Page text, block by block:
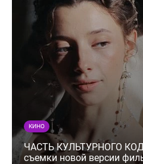
КИНО
ЧАСТЬ КУЛЬТУРНОГО
съемки новой версии